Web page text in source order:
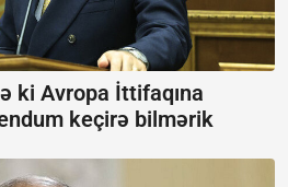
ki Avropa İttifaqına
keçirə bilmərik